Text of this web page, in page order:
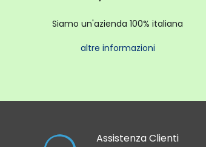
Siamo un'azienda 100% italiana
altre informazioni
Assistenza Clienti